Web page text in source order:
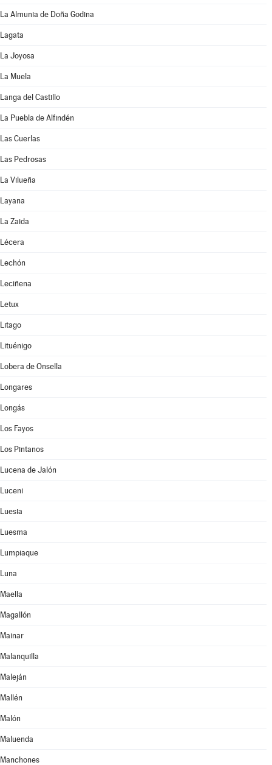
La Almunia de Doña Godina
Lagata
La Joyosa
La Muela
Langa del Castillo
La Puebla de Alfindén
Las Cuerlas
Las Pedrosas
La Vilueña
Layana
La Zaida
Lécera
Lechón
Leciñena
Letux
Litago
Lituénigo
Lobera de Onsella
Longares
Longás
Los Fayos
Los Pintanos
Lucena de Jalón
Luceni
Luesia
Luesma
Lumpiaque
Luna
Maella
Magallón
Mainar
Malanquilla
Maleján
Mallén
Malón
Maluenda
Manchones